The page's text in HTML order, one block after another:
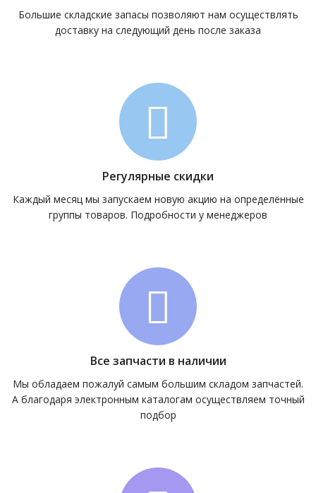
Большие складские запасы позволяют нам осуществлять
доставку на следующий день после заказа
Регулярные скидки
Каждый месяц мы запускаем новую акцию на определённые
группы товаров. Подробности у менеджеров
Все запчасти в наличии
Мы обладаем пожалуй самым большим складом запчастей.
А благодаря электронным каталогам осуществляем точный
подбор